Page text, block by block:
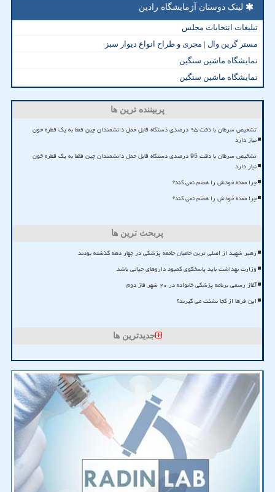
لینک دوستان آزمایشگاه رادین
تبلیغات انتخابات مجلس
مستر گرین وال | مجری و طراح انواع دیوار سبز
نمایشگاه ماشین سنگین
نمایشگاه ماشین سنگین
پربیننده ترین ها
تشخیص سرطان با دقت ۹۵ درصدی دستگاه قابل حمل دانشمندان چین فقط به یک قطره خون
نیاز دارد
تشخیص سرطان با دقت 95 درصدی دستگاه قابل حمل دانشمندان چین فقط به یک قطره خون
نیاز دارد
چرا معده خودش را هضم نمی کند؟
چرا معده خودش را هضم نمی کند؟
پربحث ترین ها
رهبر شهید از اصلی ترین حامیان جامعه پزشکی در چهار دهه گذشته بودند
وزارت بهداشت باید پاسخگوی کمبود داروهای حیاتی باشد
آغاز رسمی برنامه پزشکی خانواده در ۲۰ شهر فاز دوم
این فرها از کجا نشئت می گیرند؟
جدیدترین ها